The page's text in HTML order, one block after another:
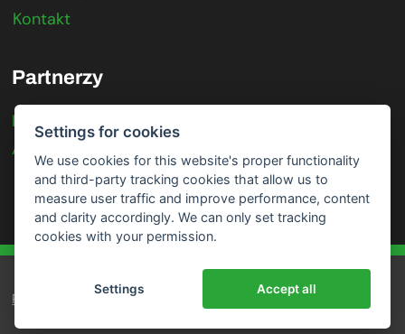
Kontakt
Partnerzy
IFTER
Axis Communications
RODO Cookies Mapa witryny
Settings for cookies
We use cookies for this website's proper functionality
and third-party tracking cookies that allow us to
measure user traffic and improve performance, content
and clarity accordingly. We can only set tracking
cookies with your permission.
Accept all
Settings